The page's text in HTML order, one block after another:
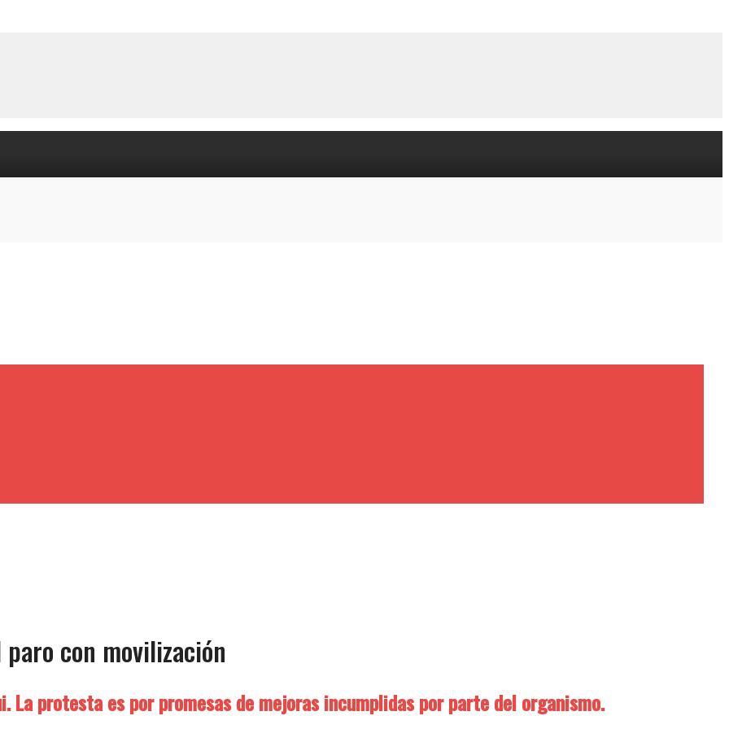
con movilización
La protesta es por promesas de mejoras incumplidas por parte del organismo.